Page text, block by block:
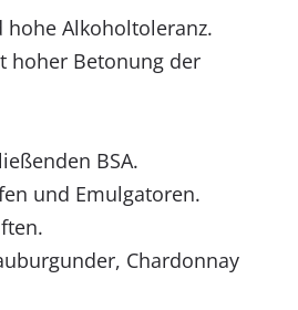
Alkoholtoleranz.
hoher Betonung der
BSA.
und Emulgatoren.
Chardonnay